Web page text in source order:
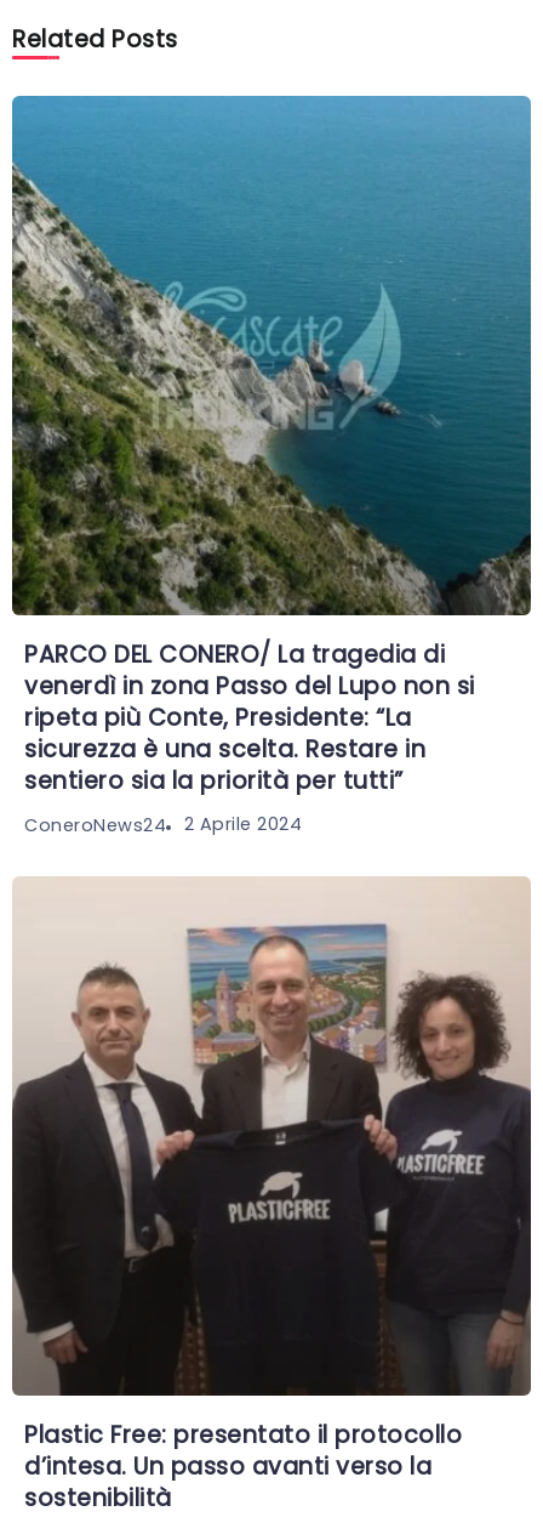
Related Posts
PARCO DEL CONERO/ La tragedia di
venerdì in zona Passo del Lupo non si
ripeta più Conte, Presidente: “La
sicurezza è una scelta. Restare in
sentiero sia la priorità per tutti”
ConeroNews24 2 Aprile 2024
Plastic Free: presentato il protocollo
d’intesa. Un passo avanti verso la
sostenibilità